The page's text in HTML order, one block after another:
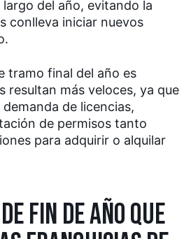
del año, evitando la
conlleva iniciar nuevos
tramo final del año es
resultan más veloces, ya que
de licencias,
de permisos tanto
para adquirir o alquilar
FIN DE AÑO QUE